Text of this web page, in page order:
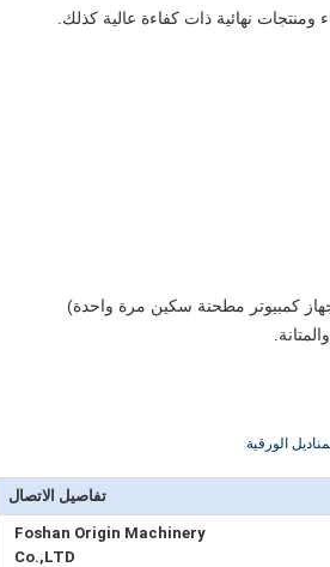
ومنتجات نهائية ذات كفاءة عالية كذلك.
الورقية
تفاصيل الاتصال
Foshan Origin Machinery
Co.,LTD